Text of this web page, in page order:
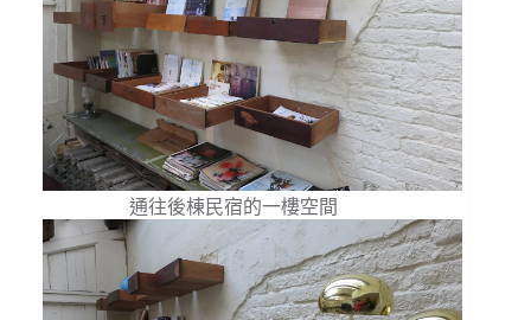
通往後棟民宿的一樓空間